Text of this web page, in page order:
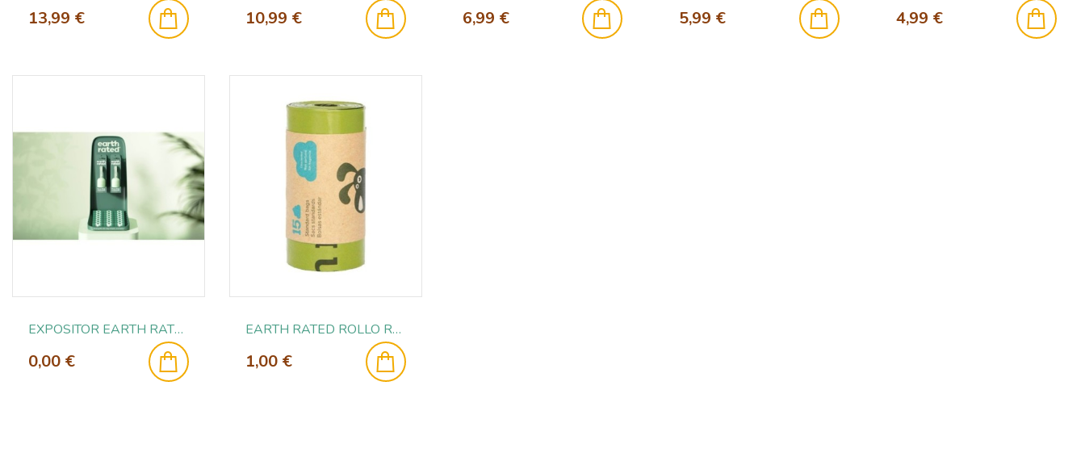
13,99 € 10,99 € 6,99 € 5,99 € 4,99 €
EXPOSITOR EARTH RATED 2023
0,00 €
EARTH RATED ROLLO RECAMBIO 15 BOLSITAS
1,00 €